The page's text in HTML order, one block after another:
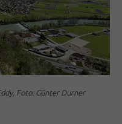
Foto: Günter Durner